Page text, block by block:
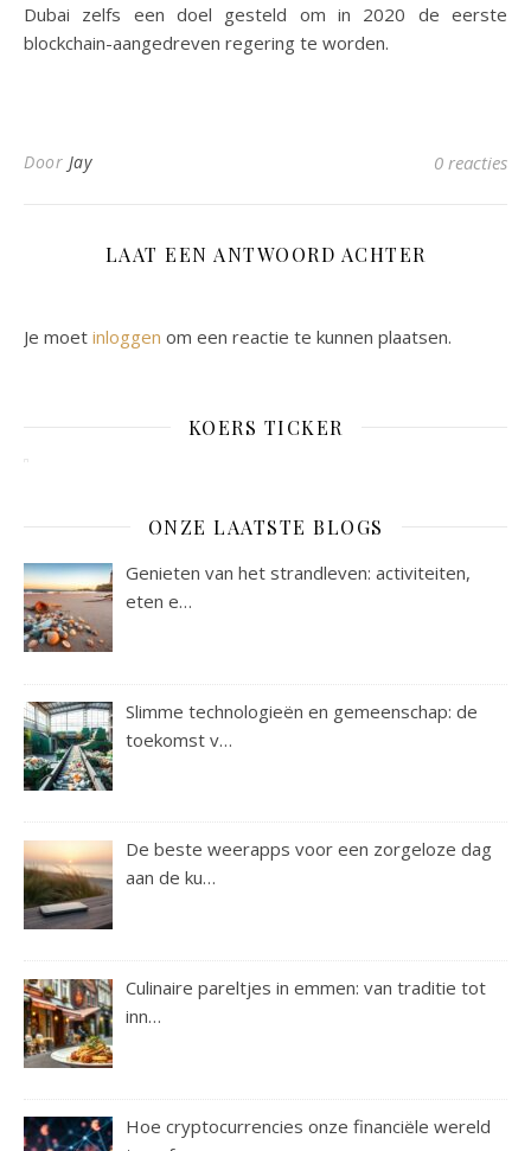
Dubai zelfs een doel gesteld om in 2020 de eerste
blockchain-aangedreven regering te worden.
Door Jay 0 reacties
LAAT EEN ANTWOORD ACHTER
Je moet inloggen om een reactie te kunnen plaatsen.
KOERS TICKER
ONZE LAATSTE BLOGS
Genieten van het strandleven: activiteiten,
eten e…
Slimme technologieën en gemeenschap: de
toekomst v…
De beste weerapps voor een zorgeloze dag
aan de ku…
Culinaire pareltjes in emmen: van traditie tot
inn…
Hoe cryptocurrencies onze financiële wereld